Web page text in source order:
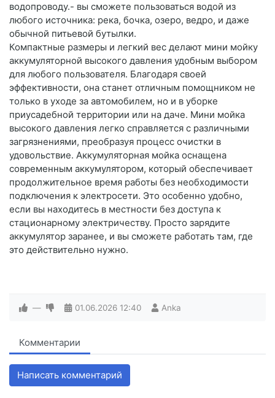
водопроводу.- вы сможете пользоваться водой из
любого источника: река, бочка, озеро, ведро, и даже
обычной питьевой бутылки.
Компактные размеры и легкий вес делают мини мойку
аккумуляторной высокого давления удобным выбором
для любого пользователя. Благодаря своей
эффективности, она станет отличным помощником не
только в уходе за автомобилем, но и в уборке
приусадебной территории или на даче. Мини мойка
высокого давления легко справляется с различными
загрязнениями, преобразуя процесс очистки в
удовольствие. Аккумуляторная мойка оснащена
современным аккумулятором, который обеспечивает
продолжительное время работы без необходимости
подключения к электросети. Это особенно удобно,
если вы находитесь в местности без доступа к
стационарному электричеству. Просто зарядите
аккумулятор заранее, и вы сможете работать там, где
это действительно нужно.
— 01.06.2026 12:40 Anka
Комментарии
Написать комментарий